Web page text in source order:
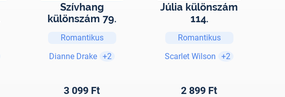
Szívhang
különszám 79.
Romantikus
Dianne Drake
+2
3 099 Ft
Júlia különszám
114.
Romantikus
Scarlet Wilson
+2
2 899 Ft